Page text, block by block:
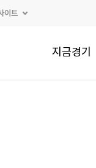
이트
지금경기